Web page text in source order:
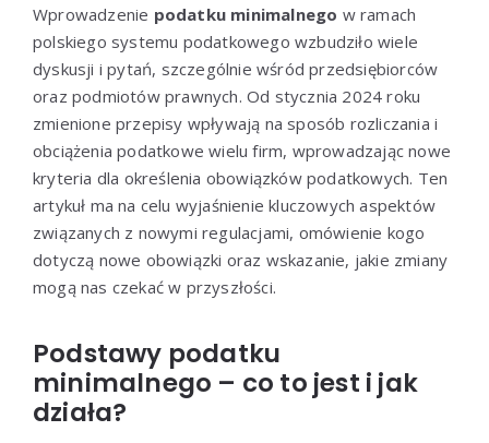
Wprowadzenie podatku minimalnego w ramach
polskiego systemu podatkowego wzbudziło wiele
dyskusji i pytań, szczególnie wśród przedsiębiorców
oraz podmiotów prawnych. Od stycznia 2024 roku
zmienione przepisy wpływają na sposób rozliczania i
obciążenia podatkowe wielu firm, wprowadzając nowe
kryteria dla określenia obowiązków podatkowych. Ten
artykuł ma na celu wyjaśnienie kluczowych aspektów
związanych z nowymi regulacjami, omówienie kogo
dotyczą nowe obowiązki oraz wskazanie, jakie zmiany
mogą nas czekać w przyszłości.
Podstawy podatku
minimalnego – co to jest i jak
działa?